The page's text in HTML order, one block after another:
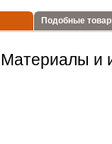
Подобные
Материалы и